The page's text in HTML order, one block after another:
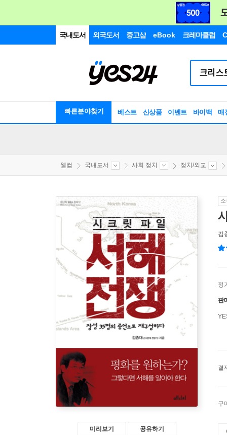
국내도서 외국도서 중고샵 eBook 크레마클럽
빠른분야찾기 베스트 신상품 이벤트 바이백 매
웰컴 국내도서 사회 정치 정치/외교
미리보기 공유하기
김
정
판
결
구